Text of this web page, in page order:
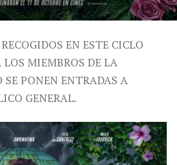
EN ESTE CICLO
LOS MIEMBROS DE LA
PONEN ENTRADAS A
GENERAL.